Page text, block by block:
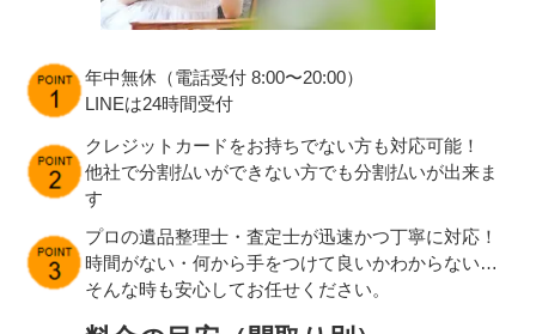
年中無休（電話受付 8:00〜20:00）
LINEは24時間受付
クレジットカードをお持ちでない方も対応可能！
他社で分割払いができない方でも分割払いが出来ま
す
プロの遺品整理士・査定士が迅速かつ丁寧に対応！
時間がない・何から手をつけて良いかわからない…
そんな時も安心してお任せください。